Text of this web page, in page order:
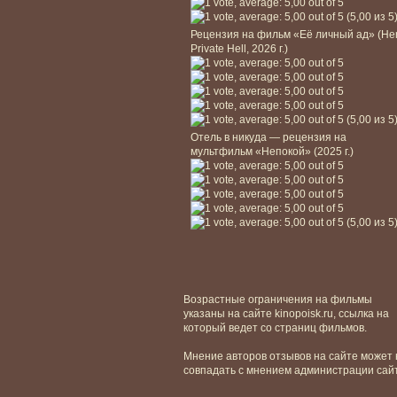
(5,00 из 5)
Рецензия на фильм «Её личный ад»
Private Hell, 2026 г.)
(5,00 из 5)
Отель в никуда — рецензия на
мультфильм «Непокой» (2025 г.)
(5,00 из 5)
Возрастные ограничения на фильмы
указаны на сайте kinopoisk.ru, ссылка на
который ведет со страниц фильмов.
Мнение авторов отзывов на сайте может
совпадать с мнением администрации